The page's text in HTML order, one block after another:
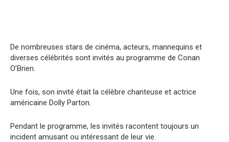
De nombreuses stars de cinéma, acteurs, mannequins et
diverses célébrités sont invités au programme de Conan
O’Brien.
Une fois, son invité était la célèbre chanteuse et actrice
américaine Dolly Parton.
Pendant le programme, les invités racontent toujours un
incident amusant ou intéressant de leur vie.